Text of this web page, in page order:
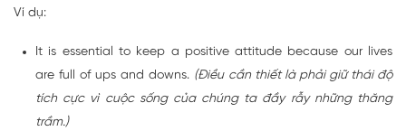
Ví dụ:
It is essential to keep a positive attitude because our lives
are full of ups and downs. (Điều cần thiết là phải giữ thái độ
tích cực vì cuộc sống của chúng ta đầy rẫy những thăng
trầm.)